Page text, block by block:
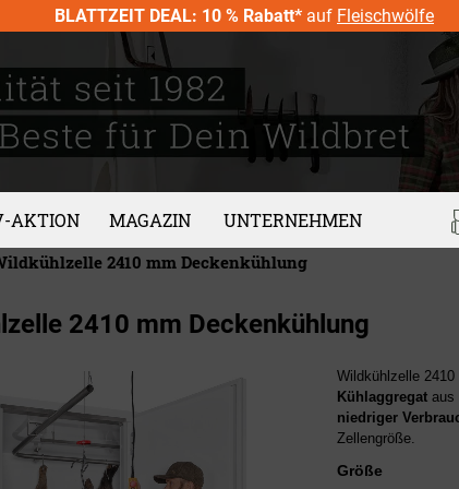
BLATTZEIT DEAL: 10 % Rabatt* auf Fleischwölfe
AKTION MAGAZIN UNTERNEHMEN
2410 mm Deckenkühlung
2410 mm Deckenkühlung
Wildkühlzelle
Kühlaggregat aus
niedriger
Zellengröße.
Größe